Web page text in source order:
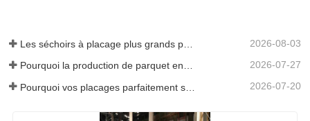
2026-08-03
Pourquoi la production de parquet en eucalyptus a-t-elle besoin d'un séchoir à placages ? 2026-07-27
2026-07-20